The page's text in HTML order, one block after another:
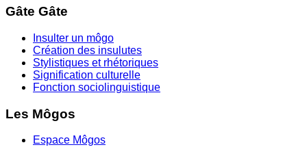
Gâte Gâte
Insulter un môgo
Création des insulutes
Stylistiques et rhétoriques
Signification culturelle
Fonction sociolinguistique
Les Môgos
Espace Môgos